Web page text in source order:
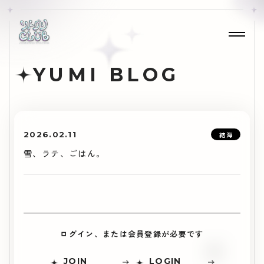
YUMI BLOG
2026.02.11 結海
雪、ラテ、ごはん。
ログイン、または会員登録が必要です
JOIN LOGIN